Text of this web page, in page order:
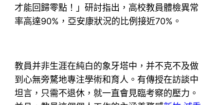
才能回歸零點！」研討指出，高校教員體檢異常
率高達90%，亞安康狀況的比例接近70%。
教員并非生涯在純白的象牙塔中，并不克不及做
到心無旁騖地專注學術和育人。有傳授在訪談中
坦言，只需不退休，就一直會見臨考察的壓力。